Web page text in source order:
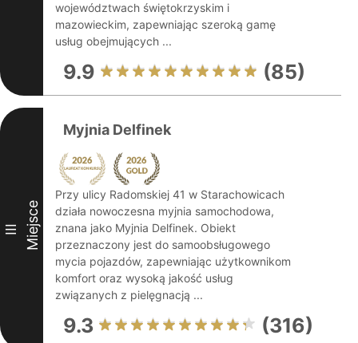
województwach świętokrzyskim i
mazowieckim, zapewniając szeroką gamę
usług obejmujących ...
9.9 (85)
III Miejsce
Myjnia Delfinek
Przy ulicy Radomskiej 41 w Starachowicach
działa nowoczesna myjnia samochodowa,
znana jako Myjnia Delfinek. Obiekt
przeznaczony jest do samoobsługowego
mycia pojazdów, zapewniając użytkownikom
komfort oraz wysoką jakość usług
związanych z pielęgnacją ...
9.3 (316)